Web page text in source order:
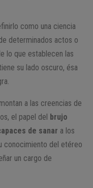
como una ciencia
determinados actos o
lo que establecen las
su lado oscuro, ésa
a las creencias de
el papel del brujo
de sanar a los
conocimiento del etéreo
un cargo de